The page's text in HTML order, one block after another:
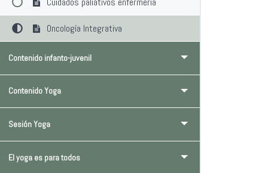
Oncología Integrativa
Contenido infanto-juvenil
Contenido Yoga
Sesión Yoga
El yoga es para todos